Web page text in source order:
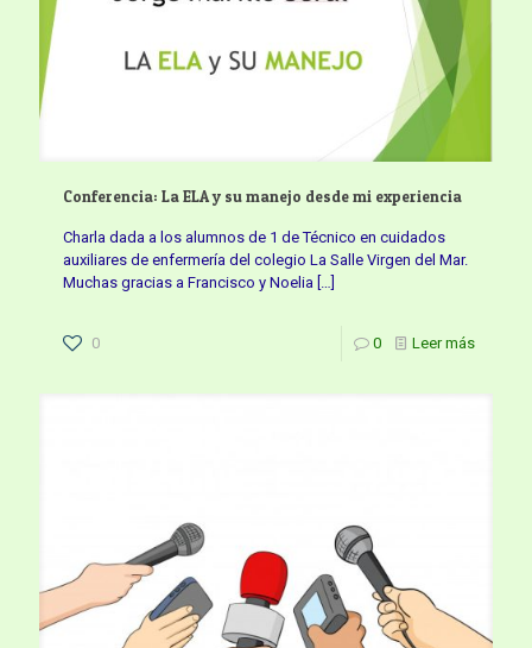
Conferencia: La ELA y su manejo desde mi experiencia
Charla dada a los alumnos de 1 de Técnico en cuidados
auxiliares de enfermería del colegio La Salle Virgen del Mar.
Muchas gracias a Francisco y Noelia […]
0 0 Leer más